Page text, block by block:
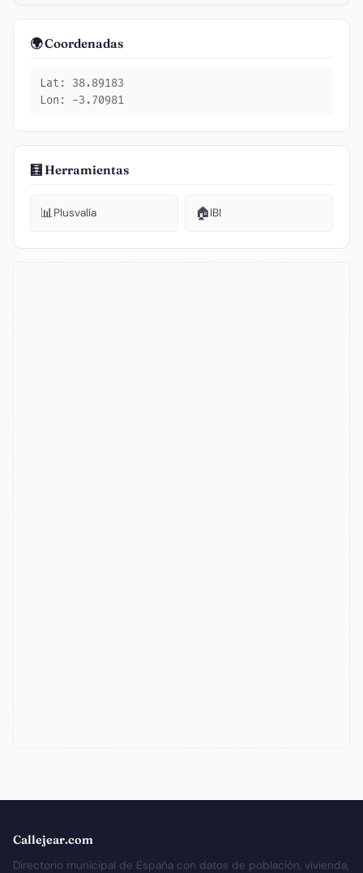
🌍 Coordenadas
Lat: 38.89183
Lon: -3.70981
🧮 Herramientas
📊Plusvalía 🏠IBI
Callejear.com
Directorio municipal de España con datos de población, vivienda,